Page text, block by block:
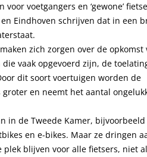
voetgangers en ‘gewone’
Eindhoven schrijven dat in een
zich zorgen over de opkomst
vaak opgevoerd zijn, de
dit soort voertuigen worden de
en neemt het aantal
in de Tweede Kamer, bijvoorbeeld
en e-bikes. Maar ze dringen
plek blijven voor alle fietsers, niet